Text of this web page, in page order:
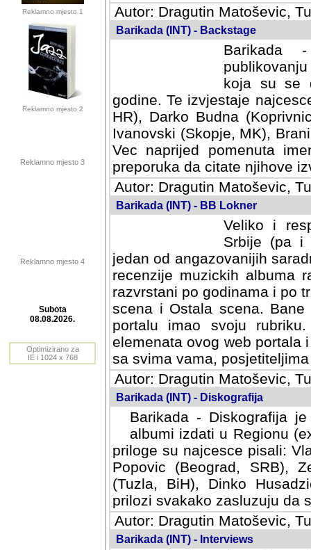
Reklamno mjesto 1
Reklamno mjesto 2
Reklamno mjesto 3
Reklamno mjesto 4
Autor: Dragutin Matoševic,
Barikada (INT) - Backstage
Barikada
koja su se
godine. Te izvjestaje
HR), Darko Budna
Ivanovski (Skopje, MK),
Vec naprijed pomenuta
preporuka da citate njihove
Autor: Dragutin Matoševic,
Barikada (INT) - BB Lokner
Veliko i
Srbije (pa i
jedan od angazovanijih
recenzije muzickih albuma
razvrstani po godinama i po
scena i Ostala scena.
portalu imao svoju
elemenata ovog web portala
sa svima vama,
Autor: Dragutin Matoševic,
Barikada (INT) - Diskografija
Barikada - Diskografija
albumi izdati u Regionu
priloge su najcesce pisali:
Popovic (Beograd, SRB),
(Tuzla, BiH), Dinko
prilozi svakako zasluzuju da
Autor: Dragutin Matoševic,
Barikada (INT) - Interviews